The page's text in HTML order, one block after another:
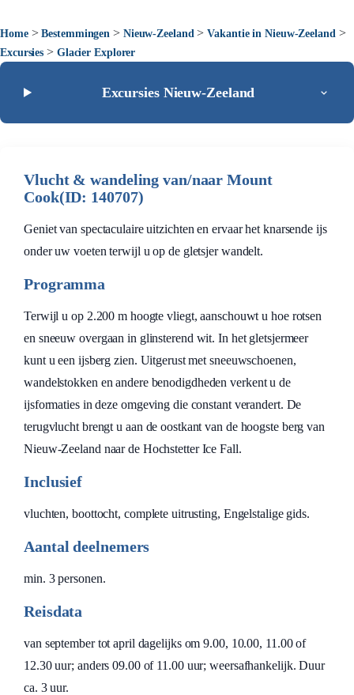
Home>Bestemmingen > Nieuw-Zeeland >Vakantie in Nieuw-Zeeland >
Excursies > Glacier Explorer
Excursies Nieuw-Zeeland
Vlucht & wandeling van/naar Mount
Cook(ID: 140707)
Geniet van spectaculaire uitzichten en ervaar het knarsende ijs
onder uw voeten terwijl u op de gletsjer wandelt.
Programma
Terwijl u op 2.200 m hoogte vliegt, aanschouwt u hoe rotsen
en sneeuw overgaan in glinsterend wit. In het gletsjermeer
kunt u een ijsberg zien. Uitgerust met sneeuwschoenen,
wandelstokken en andere benodigdheden verkent u de
ijsformaties in deze omgeving die constant verandert. De
terugvlucht brengt u aan de oostkant van de hoogste berg van
Nieuw-Zeeland naar de Hochstetter Ice Fall.
Inclusief
vluchten, boottocht, complete uitrusting, Engelstalige gids.
Aantal deelnemers
min. 3 personen.
Reisdata
van september tot april dagelijks om 9.00, 10.00, 11.00 of
12.30 uur; anders 09.00 of 11.00 uur; weersafhankelijk. Duur
ca. 3 uur.